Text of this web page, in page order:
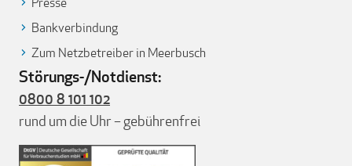
Bankverbindung
Zum Netzbetreiber in Meerbusch
Störungs-/Notdienst:
0800 8 101 102
rund um die Uhr – gebührenfrei